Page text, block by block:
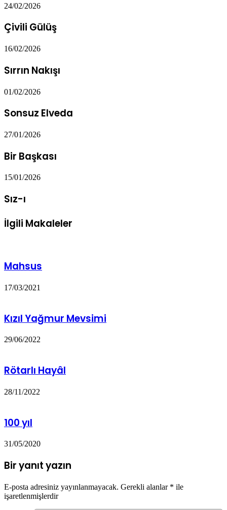
24/02/2026
Çivili Gülüş
16/02/2026
Sırrın Nakışı
01/02/2026
Sonsuz Elveda
27/01/2026
Bir Başkası
15/01/2026
Sız-ı
İlgili Makaleler
Mahsus
17/03/2021
Kızıl Yağmur Mevsimi
29/06/2022
Rötarlı Hayâl
28/11/2022
100 yıl
31/05/2020
Bir yanıt yazın
E-posta adresiniz yayınlanmayacak. Gerekli alanlar * ile
işaretlenmişlerdir